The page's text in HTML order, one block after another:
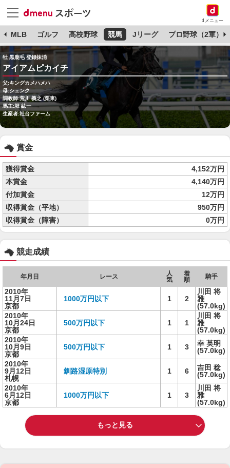
dメニュー
MLB ゴルフ 高校野球 競馬 Jリーグ プロ野球（2軍）
牡 黒鹿毛 登録抹消
アイアムピカイチ
父:キングカメハメハ
母:シェンク
調教師:荒川 義之 (栗東)
馬主:堀 紘一
生産者:社台ファーム
賞金
獲得賞金
4,152万円
本賞金
4,140万円
付加賞金
12万円
収得賞金（平地）
950万円
収得賞金（障害）
0万円
競走成績
年月日 レース
人
気
着
順
騎手
2010年
11月7日
京都
1000万円以下 1 2
川田 将
雅
(57.0kg)
2010年
10月24日
京都
500万円以下 1 1
川田 将
雅
(57.0kg)
2010年
10月9日
京都
500万円以下 1 3
幸 英明
(57.0kg)
2010年
9月12日
札幌
釧路湿原特別 1 6
吉田 稔
(57.0kg)
2010年
6月12日
京都
1000万円以下 1 3
川田 将
雅
(57.0kg)
もっと見る